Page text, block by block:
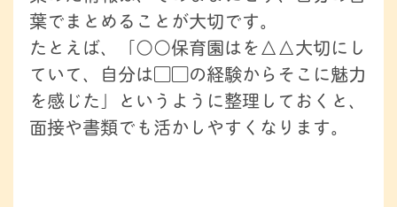
葉でまとめることが大切です。
たとえば、「○○保育園はを△△大切にし
ていて、自分は▢▢の経験からそこに魅力
を感じた」というように整理しておくと、
面接や書類でも活かしやすくなります。